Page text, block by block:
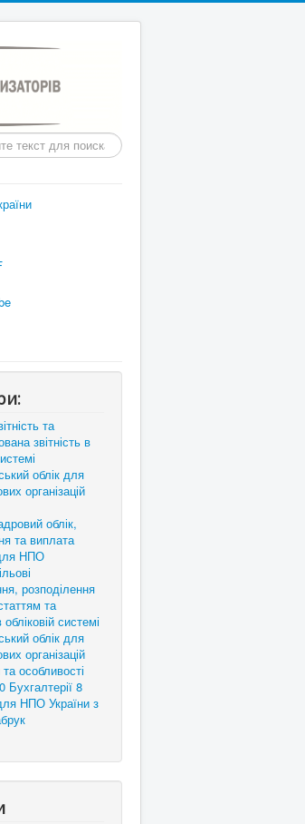
та
звітність в
облік для
організацій
облік,
та виплата
НПО
розподілення
та
системі
облік для
організацій
особливості
Бухгалтерії 8
НПО України з